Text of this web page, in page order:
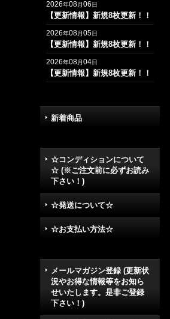
2026年08月06日
【更新情報】新規8枚更新！！
2026年08月05日
【更新情報】新規8枚更新！！
2026年08月04日
【更新情報】新規8枚更新！！
新着商品
☆コンディションについて
☆ (※ご注文前に必ずお読み
下さい！)
☆発送について☆
☆お支払い方法☆
メールマガジン登録 (更新状
況やお得な情報等をお知ら
せいたします。是非ご登録
下さい！)